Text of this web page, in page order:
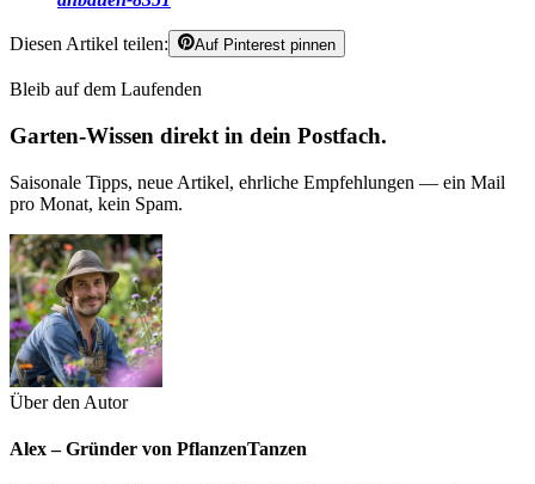
Diesen Artikel teilen: Auf Pinterest pinnen
Bleib auf dem Laufenden
Garten-Wissen direkt in dein Postfach.
Saisonale Tipps, neue Artikel, ehrliche Empfehlungen — ein Mail
pro Monat, kein Spam.
Über den Autor
Alex – Gründer von PflanzenTanzen